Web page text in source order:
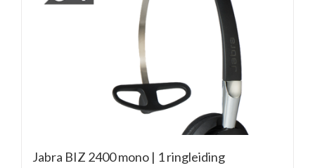
Jabra BIZ 2400 mono | 1 ringleiding